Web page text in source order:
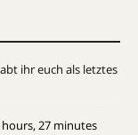
ihr euch als letztes
27 minutes